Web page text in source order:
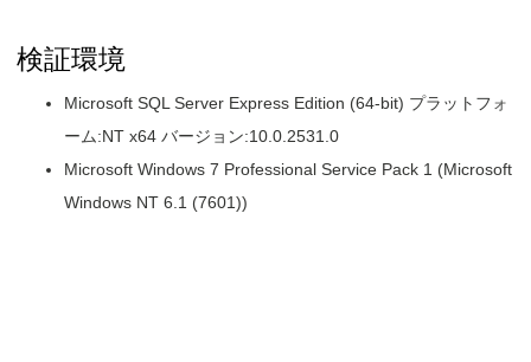
検証環境
Microsoft SQL Server Express Edition (64-bit) プラットフォ
ーム:NT x64 バージョン:10.0.2531.0
Microsoft Windows 7 Professional Service Pack 1 (Microsoft
Windows NT 6.1 (7601))